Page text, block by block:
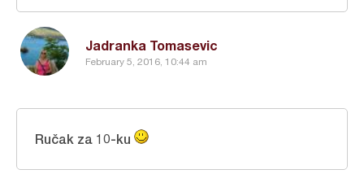
Jadranka Tomasevic
February 5, 2016, 10:44 am
Ručak za 10-ku